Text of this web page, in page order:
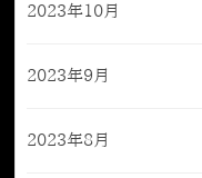
2023年10月
2023年9月
2023年8月